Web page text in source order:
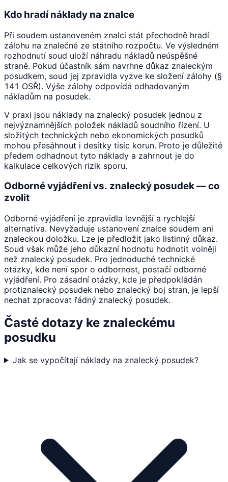
Kdo hradí náklady na znalce
Při soudem ustanoveném znalci stát přechodně hradí
zálohu na znalečné ze státního rozpočtu. Ve výsledném
rozhodnutí soud uloží náhradu nákladů neúspěšné
straně. Pokud účastník sám navrhne důkaz znaleckým
posudkem, soud jej zpravidla vyzve ke složení zálohy (§
141 OSŘ). Výše zálohy odpovídá odhadovaným
nákladům na posudek.
V praxi jsou náklady na znalecký posudek jednou z
nejvýznamnějších položek nákladů soudního řízení. U
složitých technických nebo ekonomických posudků
mohou přesáhnout i desítky tisíc korun. Proto je důležité
předem odhadnout tyto náklady a zahrnout je do
kalkulace celkových rizik sporu.
Odborné vyjádření vs. znalecký posudek — co
zvolit
Odborné vyjádření je zpravidla levnější a rychlejší
alternativa. Nevyžaduje ustanovení znalce soudem ani
znaleckou doložku. Lze je předložit jako listinný důkaz.
Soud však může jeho důkazní hodnotu hodnotit volněji
než znalecký posudek. Pro jednoduché technické
otázky, kde není spor o odbornost, postačí odborné
vyjádření. Pro zásadní otázky, kde je předpokládán
protiznalecký posudek nebo znalecký boj stran, je lepší
nechat zpracovat řádný znalecký posudek.
Časté dotazy ke znaleckému
posudku
Jak se vypočítají náklady na znalecký posudek?